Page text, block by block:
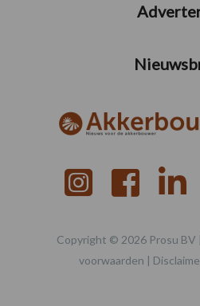
Copyright © 2026 Prosu BV |
voorwaarden |